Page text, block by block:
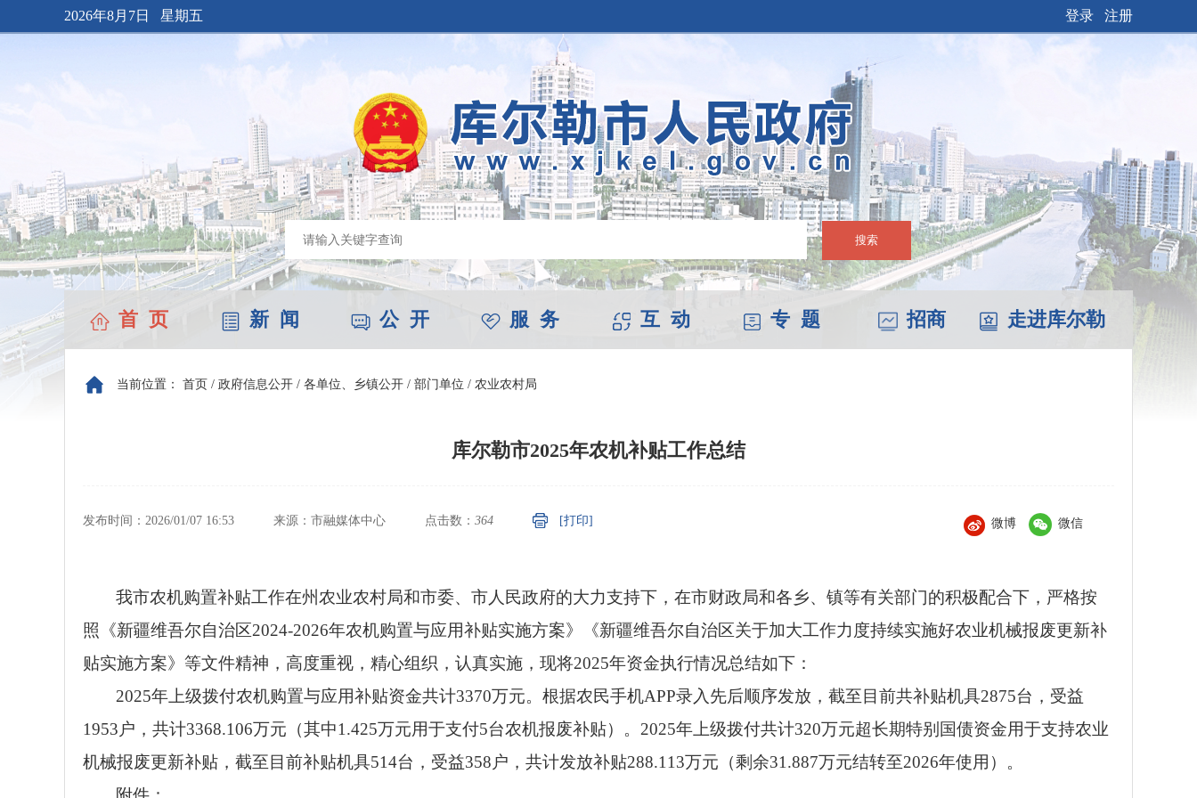
2026年8月7日 星期五 登录 注册
搜索
首 页 新 闻 公 开 服 务 互 动 专 题 招商 走进库尔勒
当前位置： 首页 / 政府信息公开 / 各单位、乡镇公开 / 部门单位 / 农业农村局
库尔勒市2025年农机补贴工作总结
发布时间：2026/01/07 16:53 来源：市融媒体中心 点击数： 364 [打印] 微博 微信
我市农机购置补贴工作在州农业农村局和市委、市人民政府的大力支持下，在市财政局和各乡、镇等有关部门的积极配合下，严格按
照《新疆维吾尔自治区2024-2026年农机购置与应用补贴实施方案》《新疆维吾尔自治区关于加大工作力度持续实施好农业机械报废更新补
贴实施方案》等文件精神，高度重视，精心组织，认真实施，现将2025年资金执行情况总结如下：
2025年上级拨付农机购置与应用补贴资金共计3370万元。根据农民手机APP录入先后顺序发放，截至目前共补贴机具2875台，受益
1953户，共计3368.106万元（其中1.425万元用于支付5台农机报废补贴）。2025年上级拨付共计320万元超长期特别国债资金用于支持农业
机械报废更新补贴，截至目前补贴机具514台，受益358户，共计发放补贴288.113万元（剩余31.887万元结转至2026年使用）。